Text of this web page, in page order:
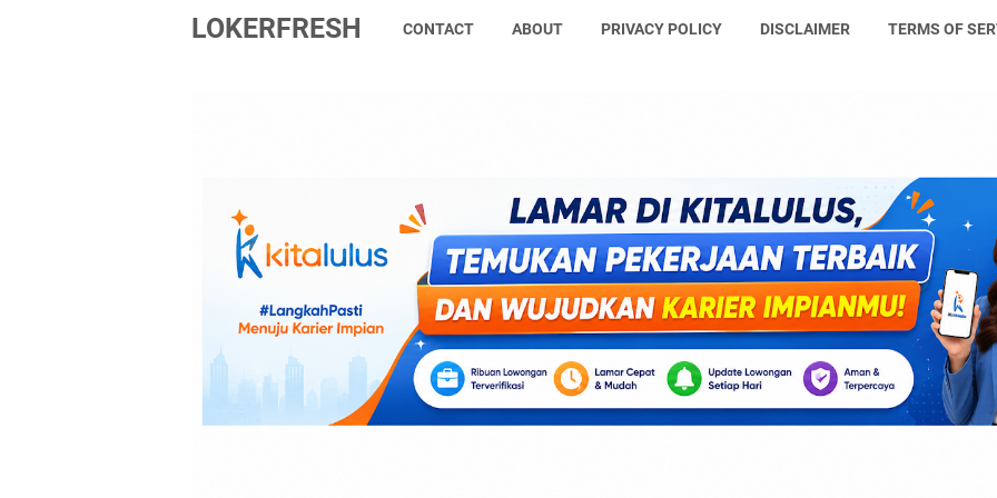
LOKERFRESH CONTACT ABOUT PRIVACY POLICY DISCLAIMER TERMS OF